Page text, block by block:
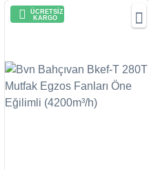
ÜCRETSİZ
KARGO